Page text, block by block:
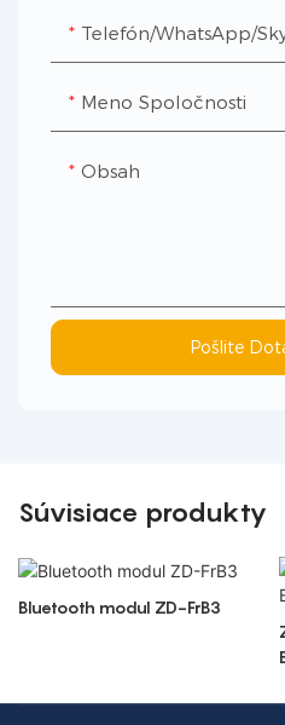
Telefón/WhatsApp/
Meno Spoločnosti
Obsah
Pošlite
Súvisiace produkty
Bluetooth modul ZD-FrB3